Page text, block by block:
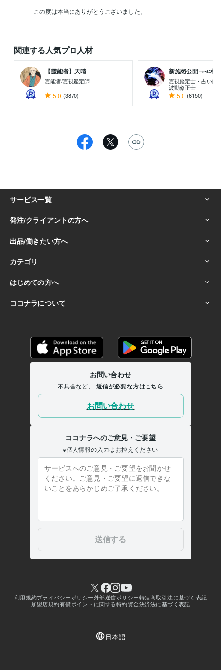
この度は本当にありがとうございました。
関連する人気プロ人材
【霊能者】天晴
霊能者/霊視鑑定師
5.0 (3870)
新施術公開→≪相
霊視鑑定士・占い師
波動修正士
5.0 (6150)